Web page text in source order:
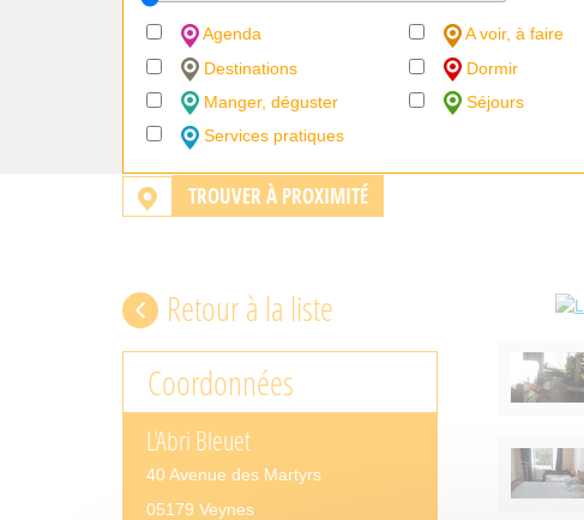
TROUVER À PROXIMITÉ
Agenda
A voir, à faire
Destinations
Dormir
Manger, déguster
Séjours
Services pratiques
Retour à la liste
Coordonnées
L'Abri Bleuet
40 Avenue des Martyrs
05179 Veynes